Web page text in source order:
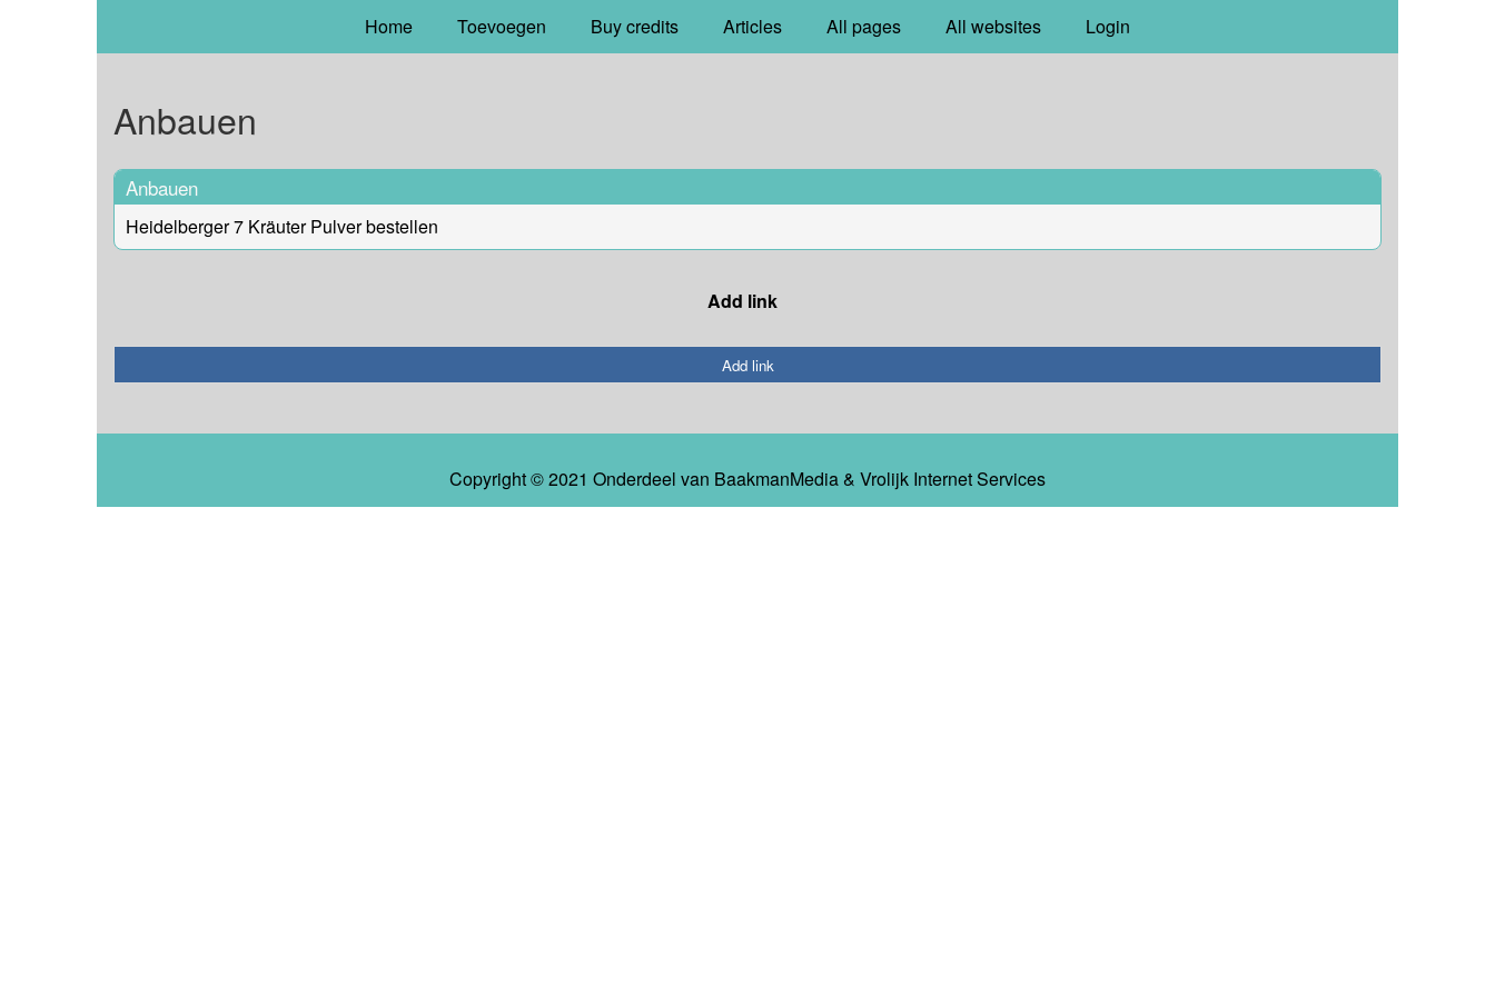
Home Toevoegen Buy credits Articles All pages All websites Login
Anbauen
Anbauen
Heidelberger 7 Kräuter Pulver bestellen
Add link
Add link
Copyright © 2021 Onderdeel van BaakmanMedia& Vrolijk Internet Services